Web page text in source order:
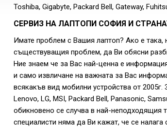
Toshiba, Gigabyte, Packard Bell, Gateway,
СЕРВИЗ НА ЛАПТОПИ СОФИЯ И
Имате проблем с Вашия лаптоп? Ако е
съществуващия проблем, да Ви обясни
Ние знаем че за Вас най-ценна е
и само извличане на важната за Вас
всякакъв вид мобилни устройства от 2005г.
Lenovo, LG, MSI, Packard Bell, Panasonic,
обикновено се случва в най-неподходящия
специалисти няма да Ви кажат, че се